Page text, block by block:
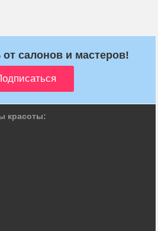
от салонов и мастеров!
красоты: